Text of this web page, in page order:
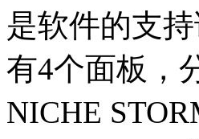
是软件的支
有4个面板，
NICHE